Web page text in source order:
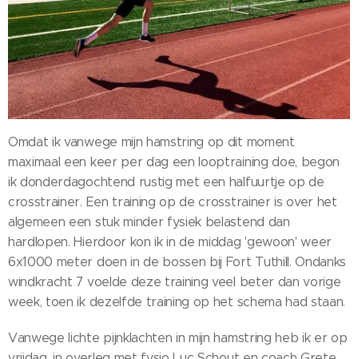
Omdat ik vanwege mijn hamstring op dit moment
maximaal een keer per dag een looptraining doe, begon
ik donderdagochtend rustig met een halfuurtje op de
crosstrainer. Een training op de crosstrainer is over het
algemeen een stuk minder fysiek belastend dan
hardlopen. Hierdoor kon ik in de middag 'gewoon' weer
6x1000 meter doen in de bossen bij Fort Tuthill. Ondanks
windkracht 7 voelde deze training veel beter dan vorige
week, toen ik dezelfde training op het schema had staan.
Vanwege lichte pijnklachten in mijn hamstring heb ik er op